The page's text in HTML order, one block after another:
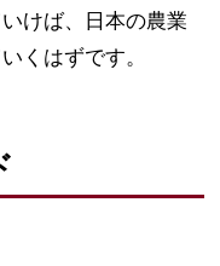
けば、日本の農業
くはずです。